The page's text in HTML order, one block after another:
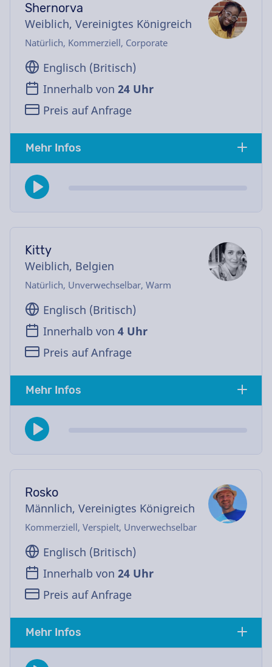
Shernorva
Weiblich, Vereinigtes Königreich
Natürlich, Kommerziell, Corporate
Englisch (Britisch)
Innerhalb von 24 Uhr
Preis auf Anfrage
Mehr Infos
Kitty
Weiblich, Belgien
Natürlich, Unverwechselbar, Warm
Englisch (Britisch)
Innerhalb von 4 Uhr
Preis auf Anfrage
Mehr Infos
Rosko
Männlich, Vereinigtes Königreich
Kommerziell, Verspielt, Unverwechselbar
Englisch (Britisch)
Innerhalb von 24 Uhr
Preis auf Anfrage
Mehr Infos